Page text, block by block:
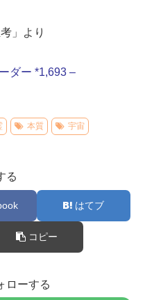
」より
ダー *1,693 –
本質
宇宙
る
はてブ
コピー
ローする